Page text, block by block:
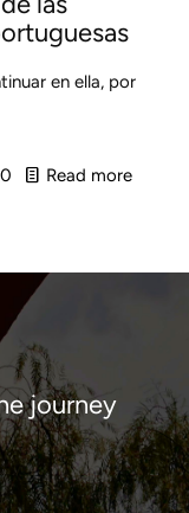
en ella, por
0 Read more-
una
de
journey